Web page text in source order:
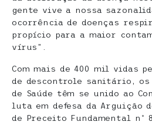
gente vive a nossa
ocorrência de doenças
propício para a maior
vírus”.
Com mais de 400 mil vidas
de descontrole sanitário, os
de Saúde têm se unido ao
luta em defesa da Arguição
de Preceito Fundamental nº